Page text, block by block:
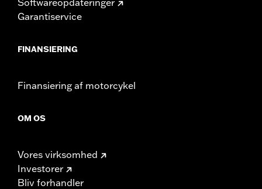
Garantiservice
FINANSIERING
Finansiering af motorcykel
OM OS
Vores virksomhed
Investorer
Bliv forhandler